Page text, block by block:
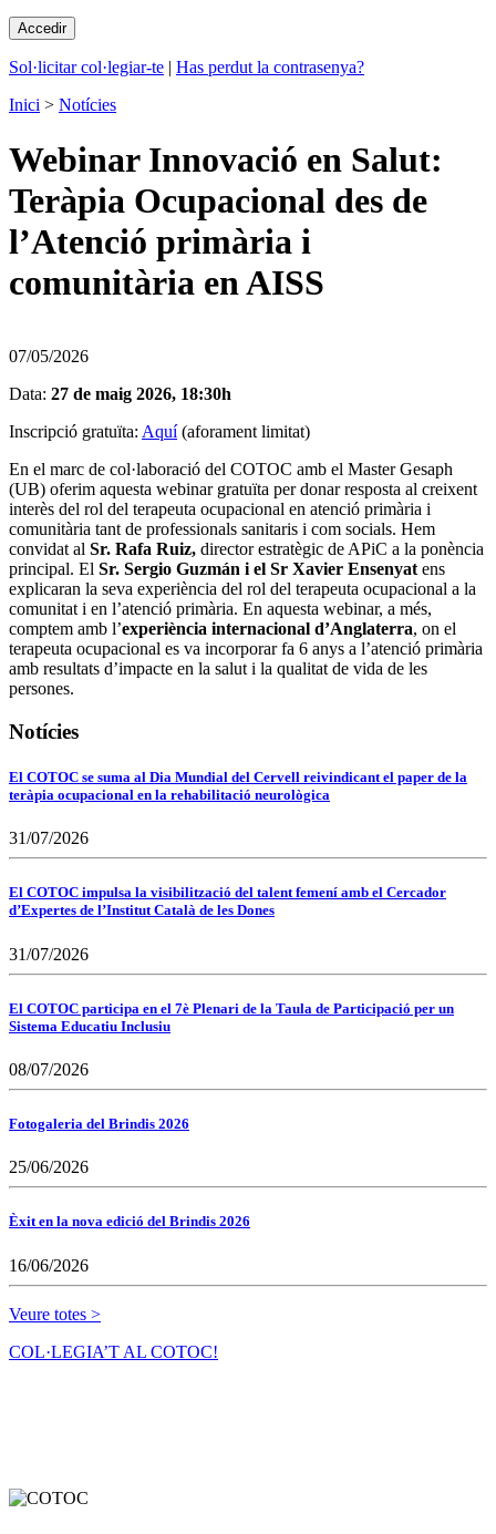
Sol·licitar col·legiar-te | Has perdut la contrasenya?
Inici > Notícies
Webinar Innovació en Salut:
Teràpia Ocupacional des de
l’Atenció primària i
comunitària en AISS
07/05/2026
Data: 27 de maig 2026, 18:30h
Inscripció gratuïta: Aquí(aforament limitat)
En el marc de col·laboració del COTOC amb el Master Gesaph
(UB) oferim aquesta webinar gratuïta per donar resposta al creixent
interès del rol del terapeuta ocupacional en atenció primària i
comunitària tant de professionals sanitaris i com socials. Hem
convidat al Sr. Rafa Ruiz, director estratègic de APiC a la ponència
principal. El Sr. Sergio Guzmán i el Sr Xavier Ensenyat ens
explicaran la seva experiència del rol del terapeuta ocupacional a la
comunitat i en l’atenció primària. En aquesta webinar, a més,
comptem amb l’experiència internacional d’Anglaterra, on el
terapeuta ocupacional es va incorporar fa 6 anys a l’atenció primària
amb resultats d’impacte en la salut i la qualitat de vida de les
persones.
Notícies
El COTOC se suma al Dia Mundial del Cervell reivindicant el paper de la
teràpia ocupacional en la rehabilitació neurològica
31/07/2026
El COTOC impulsa la visibilització del talent femení amb el Cercador
d’Expertes de l’Institut Català de les Dones
31/07/2026
El COTOC participa en el 7è Plenari de la Taula de Participació per un
Sistema Educatiu Inclusiu
08/07/2026
Fotogaleria del Brindis 2026
25/06/2026
Èxit en la nova edició del Brindis 2026
16/06/2026
Veure totes >
COL·LEGIA’T AL COTOC!